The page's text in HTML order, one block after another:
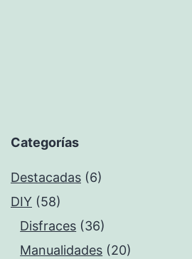
Categorías
Destacadas (6)
DIY (58)
Disfraces (36)
Manualidades (20)